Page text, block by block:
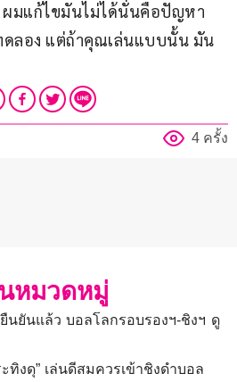
ผมแก้ไขมันไม่ได้นั่นคือปัญหา
ดลอง แต่ถ้าคุณเล่นแบบนั้น มัน
4 ครั้ง
หมวดหมู่
นยันแล้ว บอลโลกรอบรองฯ-ชิงฯ ดู
ะทิงดุ” เล่นดีสมควรเข้าชิงดำบอล